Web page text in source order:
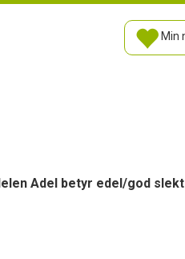
Min
Adel betyr edel/god